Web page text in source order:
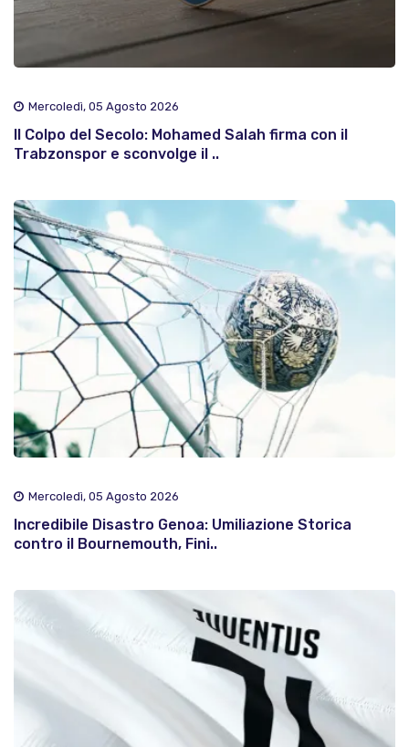
Mercoledì, 05 Agosto 2026
Il Colpo del Secolo: Mohamed Salah firma con il
Trabzonspor e sconvolge il ..
Mercoledì, 05 Agosto 2026
Incredibile Disastro Genoa: Umiliazione Storica
contro il Bournemouth, Fini..